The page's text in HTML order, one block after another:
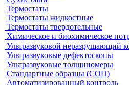
Муфельные печи
Шкафы сушильные
Электропечи низкотемпературные
Термостаты, бани и инкубаторы
Бани
Бани серологические
Водяные бани
Инкубаторы